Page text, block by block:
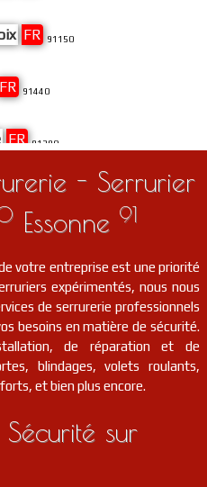
FR 91750
FR
FR 91150
FR 91390
FR 91440
FR 91150
- Serrurier
Essonne 91
votre entreprise est une priorité
expérimentés, nous nous
de serrurerie professionnels
besoins en matière de sécurité.
de réparation et de
blindages, volets roulants,
et bien plus encore.
sur